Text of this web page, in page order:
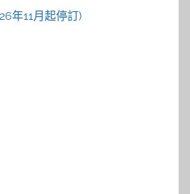
年11月起停訂)